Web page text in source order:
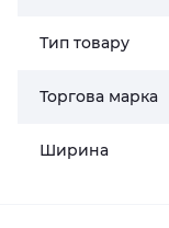
Тип товару
Торгова марка
Ширина